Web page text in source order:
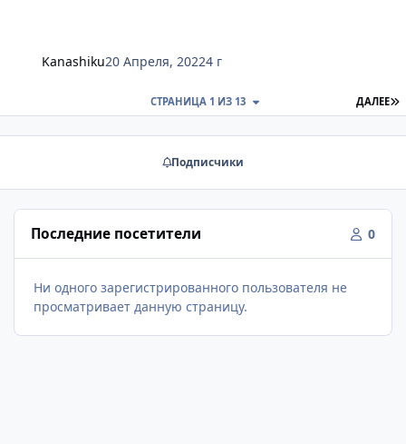
Kanashiku20 Апреля, 20224 г
ДАЛЕЕ
СТРАНИЦА 1 ИЗ 13
Подписчики
Последние посетители 0
Ни одного зарегистрированного пользователя не
просматривает данную страницу.